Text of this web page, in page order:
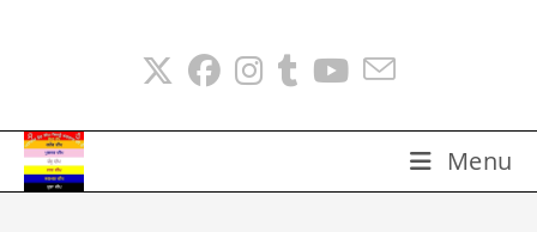
Menu